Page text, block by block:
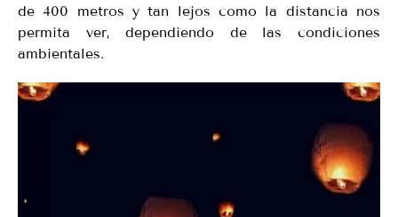
de 400 metros y tan lejos como la distancia nos
permita ver, dependiendo de las condiciones
ambientales.